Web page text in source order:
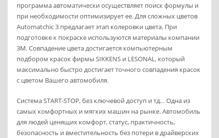
программа автоматически осуществляет поиск формулы и
при необходимости оптимизирует ее. Для сложных цветов
Automatchic 3 предлагает этап колеровки цвета. При
подготовке к покраске используются материалы компании
3М. Совпадение цвета достигается компьютерным
подбором красок фирмы SIKKENS и LESONAL, который
максимально быстро достигает точного совпадения красок
с цветом Вашего автомобиля.
Система START-STOP, без ключевой доступ и тд… Одна из
самых комфортных и мягких машин на рынке. Автомобиль
для людей ценящих комфорт, статус, практичность,
безопасность и вместительность без потери в драйверских